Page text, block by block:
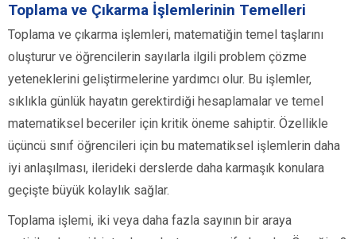
Toplama ve Çıkarma İşlemlerinin Temelleri
Toplama ve çıkarma işlemleri, matematiğin temel taşlarını
oluşturur ve öğrencilerin sayılarla ilgili problem çözme
yeteneklerini geliştirmelerine yardımcı olur. Bu işlemler,
sıklıkla günlük hayatın gerektirdiği hesaplamalar ve temel
matematiksel beceriler için kritik öneme sahiptir. Özellikle
üçüncü sınıf öğrencileri için bu matematiksel işlemlerin daha
iyi anlaşılması, ilerideki derslerde daha karmaşık konulara
geçişte büyük kolaylık sağlar.
Toplama işlemi, iki veya daha fazla sayının bir araya